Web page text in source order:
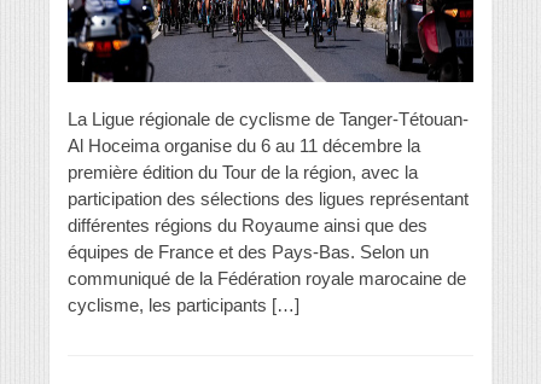
La Ligue régionale de cyclisme de Tanger-Tétouan-
Al Hoceima organise du 6 au 11 décembre la
première édition du Tour de la région, avec la
participation des sélections des ligues représentant
différentes régions du Royaume ainsi que des
équipes de France et des Pays-Bas. Selon un
communiqué de la Fédération royale marocaine de
cyclisme, les participants […]